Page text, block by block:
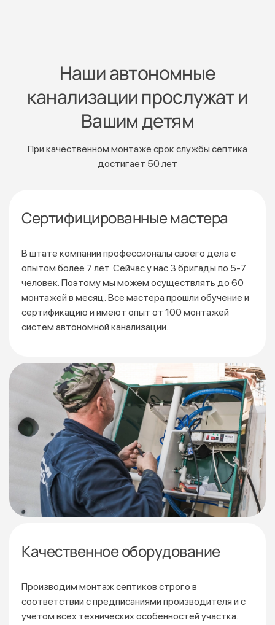
Наши автономные
канализации прослужат и
Вашим детям
При качественном монтаже срок службы септика
достигает 50 лет
Сертифицированные мастера
В штате компании профессионалы своего дела с
опытом более 7 лет. Сейчас у нас 3 бригады по 5-7
человек. Поэтому мы можем осуществлять до 60
монтажей в месяц. Все мастера прошли обучение и
сертификацию и имеют опыт от 100 монтажей
систем автономной канализации.
Качественное оборудование
Производим монтаж септиков строго в
соответствии с предписаниями производителя и с
учетом всех технических особенностей участка.